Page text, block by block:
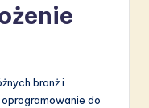
branż i
do